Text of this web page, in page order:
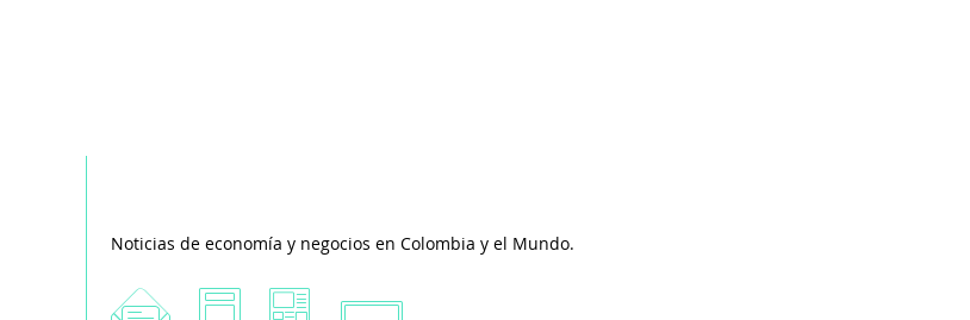
Noticias de economía y negocios en Colombia y el Mundo.